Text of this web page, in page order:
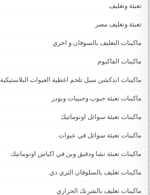
تعبئة وتغليف
تعبئة وتغليف مصر
ماكينات التغليف بالسوفان و اخري
ماكينات الفاكيوم
ماكينات اندكشن سيل تلحم اغطية العبوات البلاستيكية
ماكينات تعبئة حبوب وحبيبات وبودر
ماكينات تعبئة سوائل اوتوماتيك
ماكينات تعبئة سوائل في عبوات
ماكينات تعبئة نشا ودقيق وبن في اكياس اوتوماتيك
ماكينات تغليف بالسلوفان الثري دي
ماكينات تغليف بالشرنك الحراري